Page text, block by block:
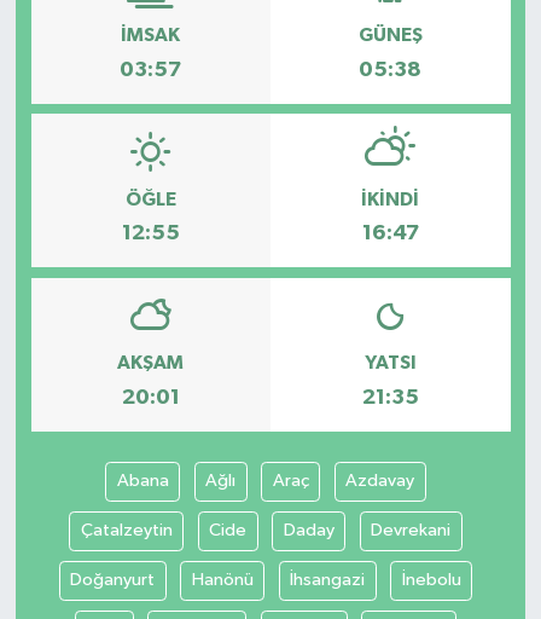
İMSAK
03:57
GÜNEŞ
05:38
ÖĞLE
12:55
İKINDI
16:47
AKŞAM
20:01
YATSI
21:35
Abana Ağlı Araç Azdavay
Çatalzeytin Cide Daday Devrekani
Doğanyurt Hanönü İhsangazi İnebolu